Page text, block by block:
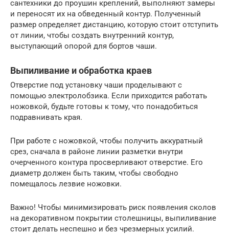
сантехники до проушин креплений, выполняют замеры
и переносят их на обведенный контур. Полученный
размер определяет дистанцию, которую стоит отступить
от линии, чтобы создать внутренний контур,
выступающий опорой для бортов чаши.
Выпиливание и обработка краев
Отверстие под установку чаши проделывают с
помощью электролобзика. Если приходится работать
ножовкой, будьте готовы к тому, что понадобиться
подравнивать края.
При работе с ножовкой, чтобы получить аккуратный
срез, сначала в районе линии разметки внутри
очерченного контура просверливают отверстие. Его
диаметр должен быть таким, чтобы свободно
помещалось лезвие ножовки.
Важно! Чтобы минимизировать риск появления сколов
на декоративном покрытии столешницы, выпиливание
стоит делать неспешно и без чрезмерных усилий.